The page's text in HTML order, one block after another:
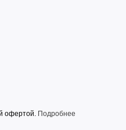
офертой. Подробнее